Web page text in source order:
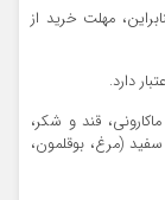
مهلت خرید از
دارد.
قند و شکر،
(مرغ، بوقلمون،